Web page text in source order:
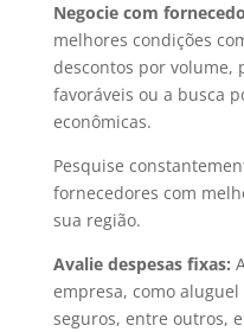
Negocie com
melhores condições
descontos por volume,
favoráveis ou a busca
econômicas.
Pesquise
fornecedores com
sua região.
Avalie despesas fixas:
empresa, como
seguros, entre outros,